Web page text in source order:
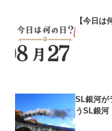
【今日は
SL銀河が
うSL銀河